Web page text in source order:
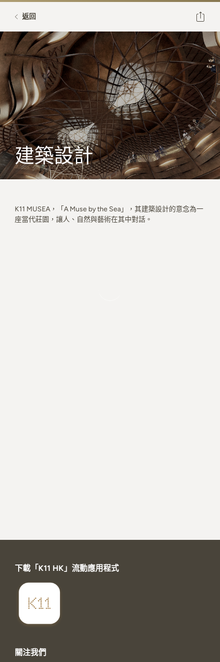
返回
建築設計
K11 MUSEA，「A Muse by the Sea」，其建築設計的意念為一
座當代莊園，讓人、自然與藝術在其中對話。
下載「K11 HK」流動應用程式
關注我們